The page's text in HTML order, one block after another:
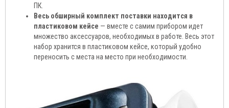
ПК.
Весь обширный комплект поставки находится в
пластиковом кейсе — вместе с самим прибором идет
множество аксессуаров, необходимых в работе. Весь этот
набор хранится в пластиковом кейсе, который удобно
переносить с места на место при необходимости.